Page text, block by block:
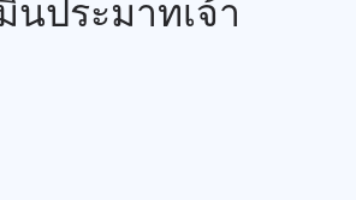
ประมาทเจ้า